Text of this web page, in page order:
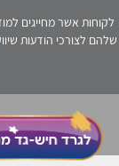
לקוחות אשר מחייגים
שלהם לצורכי הודעות